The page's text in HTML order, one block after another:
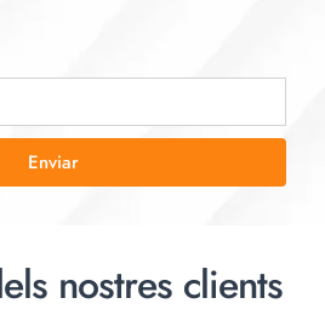
Enviar
nostres clients